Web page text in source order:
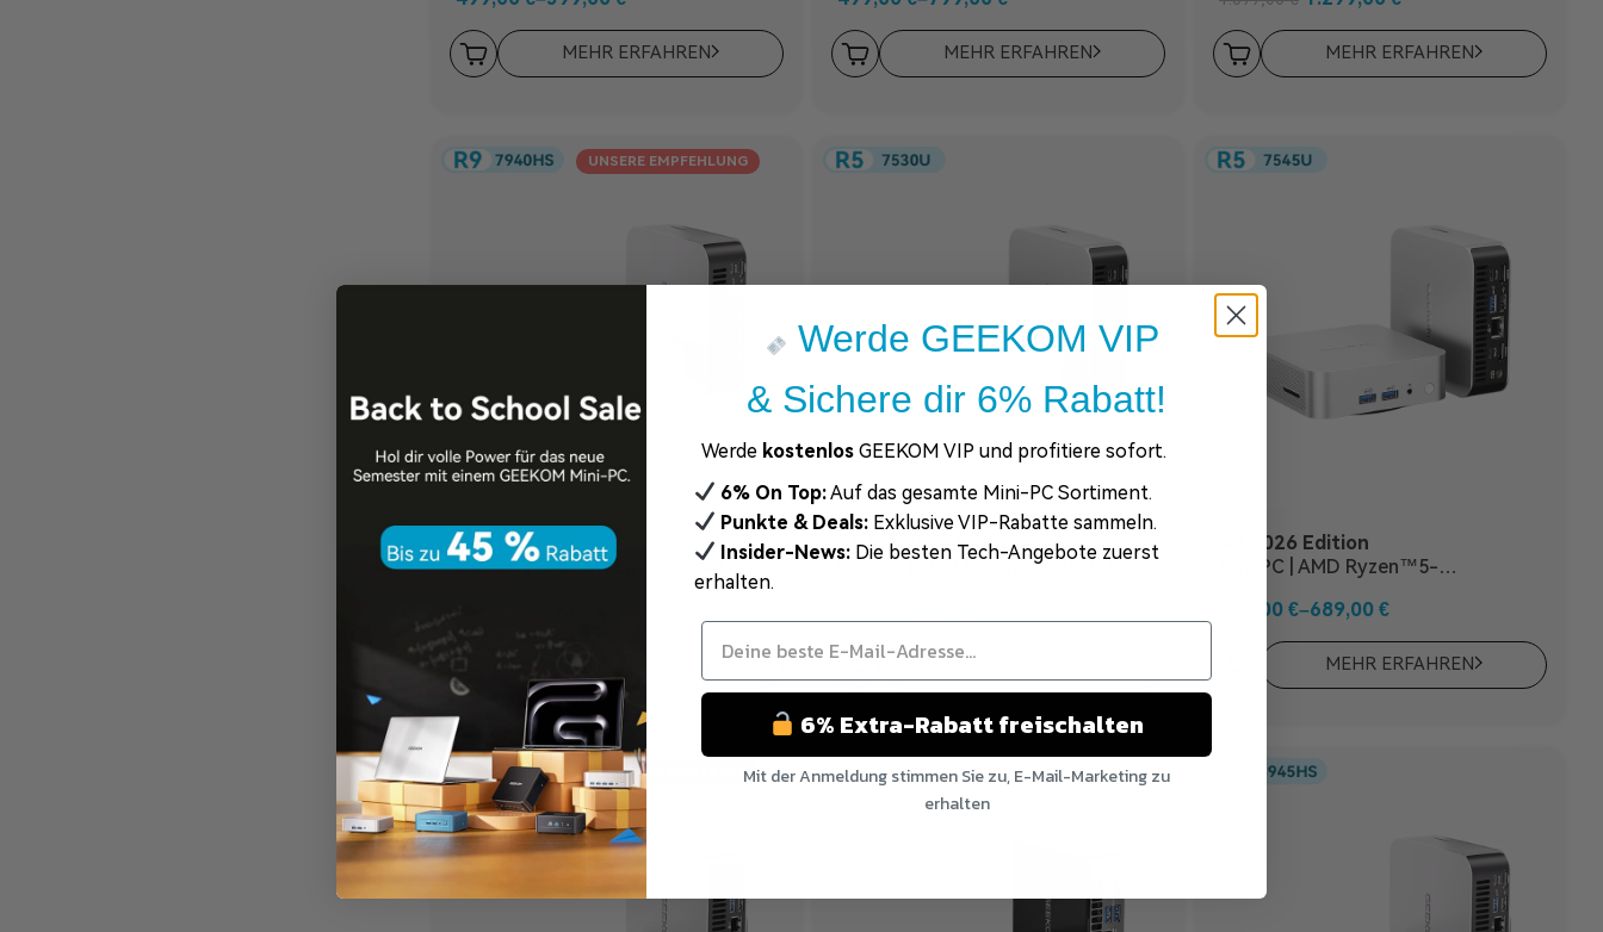
MEHR ERFAHREN MEHR ERFAHREN MEHR ERFAHREN
UNSERE EMPFEHLUNG
A7 Max
Mini PC | AMD Ryzen™9-7940HS
MEHR ERFAHREN
A5 Pro 2026 Edition
Mini PC | AMD Ryzen™5-7530U
MEHR ERFAHREN
A7 2026 Edition
Mini PC | AMD Ryzen™5-
529,00 €–689,00 €
MEHR ERFAHREN
AM BESTEN BEWERTET
Werde GEEKOM VIP
& Sichere dir 6% Rabatt!
Werde kostenlos GEEKOM VIP und profitiere sofort.
6% On Top:Auf das gesamte Mini-PC Sortiment.
Punkte & Deals: Exklusive VIP-Rabatte sammeln.
Insider-News: Die besten Tech-Angebote zuerst
erhalten.
6% Extra-Rabatt freischalten
Mit der Anmeldung stimmen Sie zu, E-Mail-Marketing zu
erhalten